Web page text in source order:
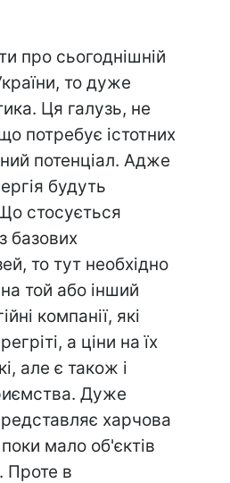
про сьогоднішній
то дуже
Ця галузь, не
потребує істотних
потенціал. Адже
будуть
стосується
базових
то тут необхідно
той або інший
компанії, які
а ціни на їх
але є також і
Дуже
харчова
мало об'єктів
Проте в